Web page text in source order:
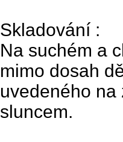
Skladování :
Na suchém a
mimo dosah
uvedeného
sluncem.